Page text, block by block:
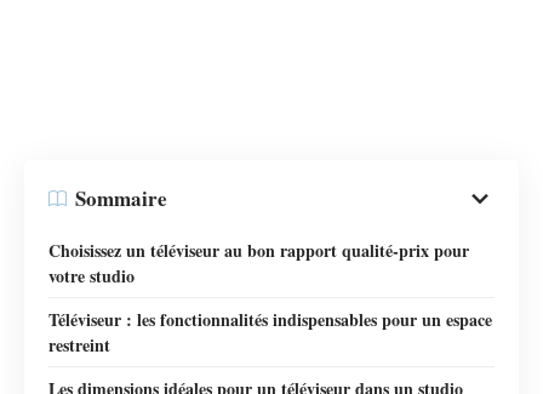
Sommaire
Choisissez un téléviseur au bon rapport qualité-prix pour
votre studio
Téléviseur : les fonctionnalités indispensables pour un espace
restreint
Les dimensions idéales pour un téléviseur dans un studio